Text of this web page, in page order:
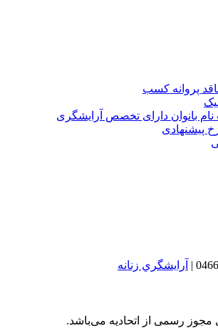
پروانه کسب
بانوان دارای تخصص آرایشگری
پیشنهادی
| آرايشگري زنانه
مجوز رسمی از اتحادیه می‌باشد.